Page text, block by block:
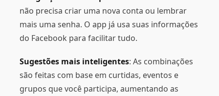
não precisa criar uma nova conta ou lembrar
mais uma senha. O app já usa suas informações
do Facebook para facilitar tudo.
Sugestões mais inteligentes: As combinações
são feitas com base em curtidas, eventos e
grupos que você participa, aumentando as